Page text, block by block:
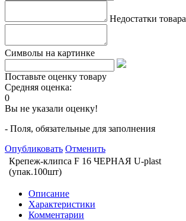
Недостатки товара
Символы на картинке
Поставьте оценку товару
Средняя оценка:
0
Вы не указали оценку!
- Поля, обязательные для заполнения
Опубликовать Отменить
Крепеж-клипса F 16 ЧЕРНАЯ U-plast
(упак.100шт)
Описание
Характеристики
Комментарии